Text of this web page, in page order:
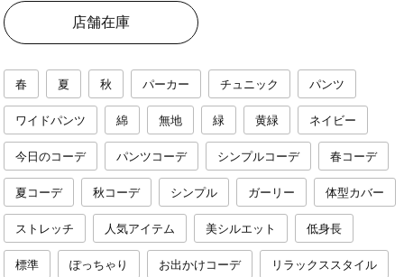
店舗在庫
春 夏 秋 パーカー チュニック パンツ
ワイドパンツ 綿 無地 緑 黄緑 ネイビー
今日のコーデ パンツコーデ シンプルコーデ 春コーデ
夏コーデ 秋コーデ シンプル ガーリー 体型カバー
ストレッチ 人気アイテム 美シルエット 低身長
標準 ぽっちゃり お出かけコーデ リラックススタイル